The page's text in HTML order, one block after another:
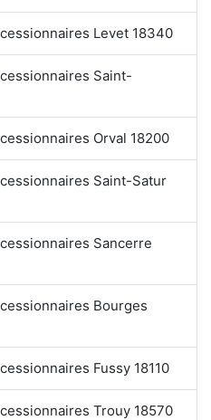
Levet 18340
Saint-
Orval 18200
Saint-Satur
Sancerre
Bourges
Fussy 18110
Trouy 18570